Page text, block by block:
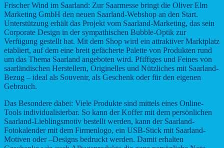
Frischer Wind im Saarland: Zur Saarmesse bringt die Oliver Elm
Marketing GmbH den neuen Saarland-Webshop an den Start.
Unterstützung erhält das Projekt vom Saarland-Marketing, das sein
Corporate Design in der sympathischen Bubble-Optik zur
Verfügung gestellt hat. Mit dem Shop wird ein attraktiver Marktplatz
etabliert, auf dem eine breit gefächerte Palette von Produkten rund
um das Thema Saarland angeboten wird. Pfiffiges und Feines von
saarländischen Herstellern, Originelles und Nützliches mit Saarland-
Bezug – ideal als Souvenir, als Geschenk oder für den eigenen
Gebrauch.
Das Besondere dabei: Viele Produkte sind mittels eines Online-
Tools individualisierbar. So kann der Koffer mit dem persönlichen
Saarland-Lieblingsmotiv bestellt werden, kann der Saarland-
Fotokalender mit dem Firmenlogo, ein USB-Stick mit Saarland-
Motiven oder –Designs bedruckt werden. Damit erhalten